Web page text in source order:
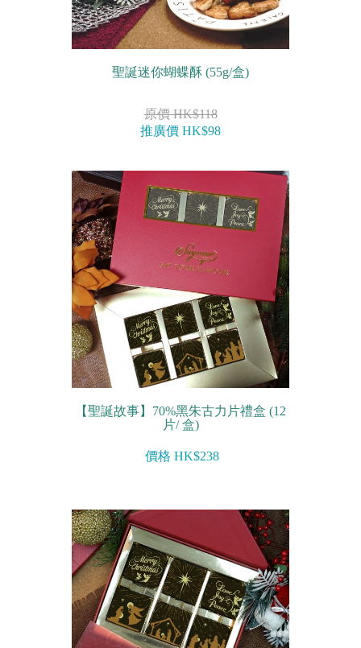
聖誕迷你蝴蝶酥 (55g/盒)
原價 HK$118
推廣價 HK$98
【聖誕故事】70%黑朱古力片禮盒 (12
片/ 盒)
價格 HK$238